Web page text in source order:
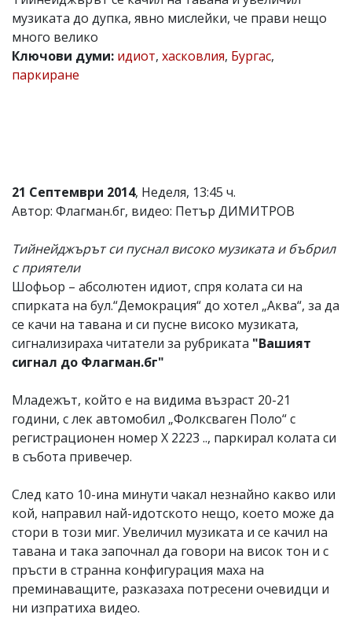
Коментарите
статиите
се
въвеждат
за
тях!
Ако
обиден
за
вас
коментар,
моля
сигнализирайте
ни!
музиката до дупка, явно мислейки, че прави нещо
много велико
Ключови думи: идиот, хасковлия, Бургас,
паркиране
21 Септември 2014, Неделя, 13:45 ч.
Автор: Флагман.бг, видео: Петър ДИМИТРОВ
Тийнейджърът си пуснал високо музиката и бъбрил
с приятели
Шофьор – абсолютен идиот, спря колата си на
спирката на бул.“Демокрация“ до хотел „Аква“, за да
се качи на тавана и си пусне високо музиката,
сигнализираха читатели за рубриката "Вашият
сигнал до Флагман.бг"
Младежът, който е на видима възраст 20-21
години, с лек автомобил „Фолксваген Поло“ с
регистрационен номер Х 2223 .., паркирал колата си
в събота привечер.
След като 10-ина минути чакал незнайно какво или
кой, направил най-идотското нещо, което може да
стори в този миг. Увеличил музиката и се качил на
тавана и така започнал да говори на висок тон и с
пръсти в странна конфигурация маха на
преминаващите, разказаха потресени очевидци и
ни изпратиха видео.